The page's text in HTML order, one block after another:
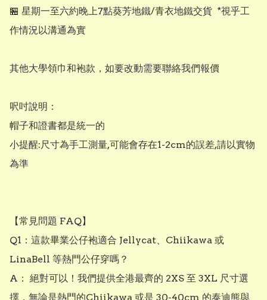
🏪 星期一至六約晚上7點葵芳地鐵/青衣地鐵交貨  *視乎工
作情況以溝通為實
其他大學領巾和袍款，如要改動需要聯絡我們報價
呎吋說明：
帽子和證書都是統一的
小提醒:尺寸為手工測量,可能會存在1-2cm的誤差,請以實物
為準
【常見問題 FAQ】
Q1：這款畢業公仔袍適合 Jellycat、Chiikawa 或
LinaBell 等熱門公仔穿嗎？
A： 絕對可以！我們提供全港最齊的 2XS 至 3XL 尺寸選
擇，無論是熱門的Chiikawa 或是 30-40cm 的泰迪熊與